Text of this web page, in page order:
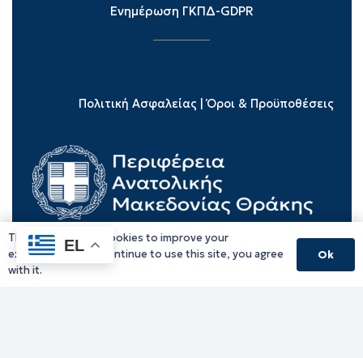
Ενημέρωση ΓΚΠΔ-GDPR
Πολιτική Ασφαλείας|Όροι & Προϋποθέσεις
EL
This website uses cookies to improve your
experience. If you continue to use this site, you agree
with it.
Ok